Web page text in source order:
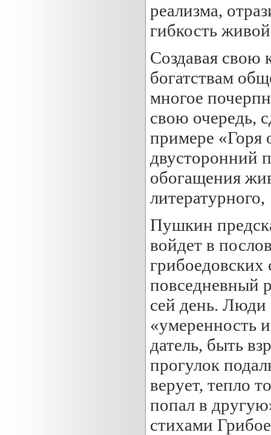
реализма,
гибкость
Создавая свою
богатствам
многое
свою очередь,
примере «Горя
двусторонний
обогащения
литературного,
Пушкин
войдет в
повседневный
сей день. Люди
«умеренность
датель, быть
прогулок
верует, тепло
попал в
стихами